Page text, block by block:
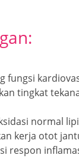
fungsi
tingkat
normal
kerja otot
respon